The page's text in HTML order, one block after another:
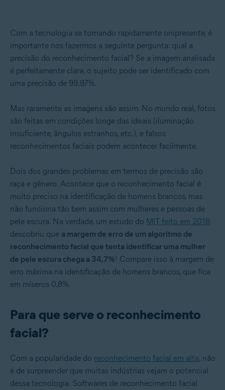
Com a tecnologia se tornando rapidamente onipresente, é
importante nos fazermos a seguinte pergunta: qual a
precisão do reconhecimento facial? Se a imagem analisada
é perfeitamente clara, o sujeito pode ser identificado com
uma precisão de 99,97%.
Mas raramente as imagens são assim. No mundo real, fotos
são feitas em condições longe das ideais (iluminação
insuficiente, ângulos estranhos, etc.), e falsos
reconhecimentos faciais podem acontecer facilmente.
Dois dos grandes problemas em termos de precisão são
raça e gênero. Acontece que o reconhecimento facial é
muito preciso na identificação de homens brancos, mas
não funciona tão bem assim com mulheres e pessoas de
pele escura. Na verdade, um estudo do MIT feito em 2018
descobriu que a margem de erro de um algoritmo de
reconhecimento facial que tenta identificar uma mulher
de pele escura chega a 34,7%! Compare isso à margem de
erro máxima na identificação de homens brancos, que fica
em míseros 0,8%.
Para que serve o reconhecimento
facial?
Com a popularidade do reconhecimento facial em alta, não
é de surpreender que muitas indústrias vejam o potencial
dessa tecnologia. Softwares de reconhecimento facial